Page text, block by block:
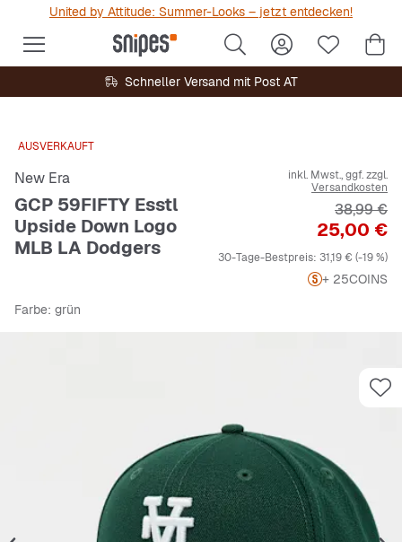
United by Attitude: Summer-Looks – jetzt entdecken!
Schneller Versand mit Post AT
AUSVERKAUFT
New Era
GCP 59FIFTY Esstl
Upside Down Logo
MLB LA Dodgers
inkl. Mwst., ggf. zzgl.
Versandkosten
Preis
25,00 €
38,99 €
30-Tage-Bestpreis: 31,19 € (-19 %)
+ 25COINS
Farbe: grün